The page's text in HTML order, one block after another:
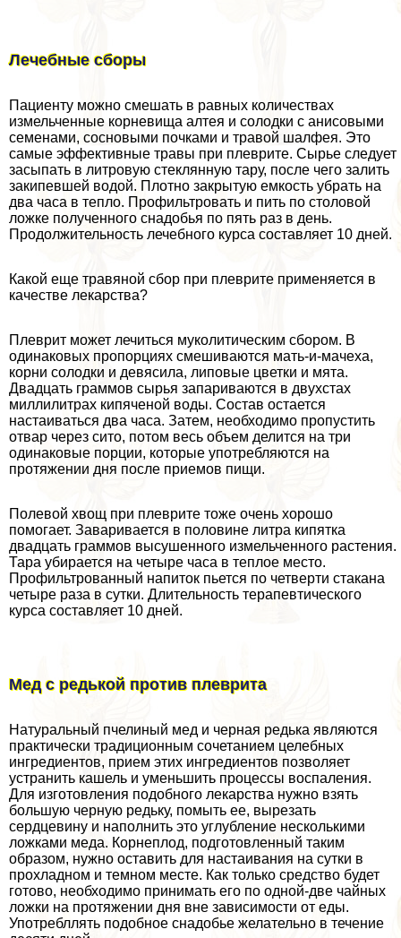
Лечебные сборы
Пациенту можно смешать в равных количествах
измельченные корневища алтея и солодки с анисовыми
семенами, сосновыми почками и травой шалфея. Это
самые эффективные травы при плеврите. Сырье следует
засыпать в литровую стеклянную тару, после чего залить
закипевшей водой. Плотно закрытую емкость убрать на
два часа в тепло. Профильтровать и пить по столовой
ложке полученного снадобья по пять раз в день.
Продолжительность лечебного курса составляет 10 дней.
Какой еще травяной сбор при плеврите применяется в
качестве лекарства?
Плеврит может лечиться муколитическим сбором. В
одинаковых пропорциях смешиваются мать-и-мачеха,
корни солодки и девясила, липовые цветки и мята.
Двадцать граммов сырья запариваются в двухстах
миллилитрах кипяченой воды. Состав остается
настаиваться два часа. Затем, необходимо пропустить
отвар через сито, потом весь объем делится на три
одинаковые порции, которые употрeбляются на
протяжении дня после приемов пищи.
Полевой хвощ при плеврите тоже очень хорошо
помогает. Заваривается в половине литра кипятка
двадцать граммов высушенного измельченного растения.
Тара убирается на четыре часа в теплое место.
Профильтрованный напиток пьется по четверти стакана
четыре раза в сутки. Длительность терапевтического
курса составляет 10 дней.
Мед с редькой против плеврита
Натуральный пчелиный мед и черная редька являются
пpaктически традиционным сочетанием целебных
ингредиентов, прием этих ингредиентов позволяет
устранить кашель и уменьшить процессы воспаления.
Для изготовления подобного лекарства нужно взять
большую черную редьку, помыть ее, вырезать
сердцевину и наполнить это углубление несколькими
ложками меда. Корнеплод, подготовленный таким
образом, нужно оставить для настаивания на сутки в
прохладном и темном месте. Как только средство будет
готово, необходимо принимать его по одной-две чайных
ложки на протяжении дня вне зависимости от еды.
Употрeбллять подобное снадобье желательно в течение